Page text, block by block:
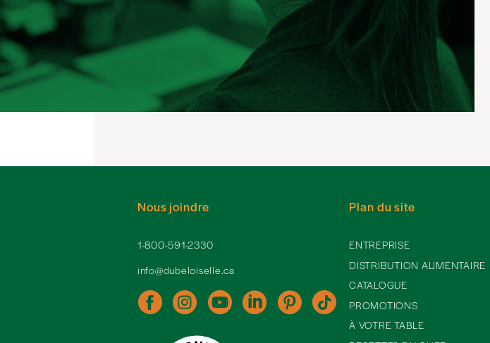
Nous joindre
1-800-591-2330
info@dubeloiselle.ca
Plan du site
ENTREPRISE
DISTRIBUTION ALIMENTAIRE
CATALOGUE
PROMOTIONS
À VOTRE TABLE